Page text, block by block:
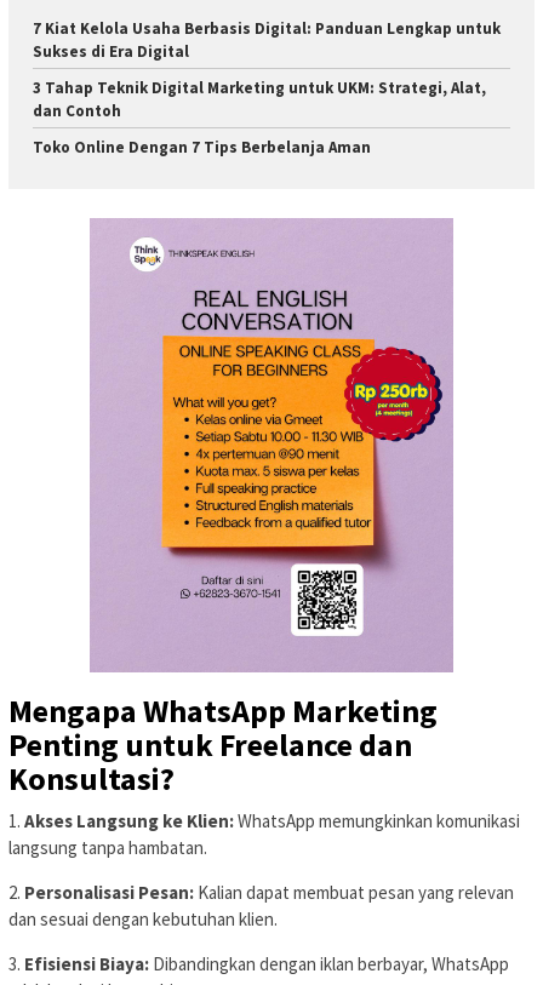
7 Kiat Kelola Usaha Berbasis Digital: Panduan Lengkap untuk
Sukses di Era Digital
3 Tahap Teknik Digital Marketing untuk UKM: Strategi, Alat,
dan Contoh
Toko Online Dengan 7 Tips Berbelanja Aman
Mengapa WhatsApp Marketing
Penting untuk Freelance dan
Konsultasi?
1. Akses Langsung ke Klien:WhatsApp memungkinkan komunikasi
langsung tanpa hambatan.
2. Personalisasi Pesan: Kalian dapat membuat pesan yang relevan
dan sesuai dengan kebutuhan klien.
3. Efisiensi Biaya: Dibandingkan dengan iklan berbayar, WhatsApp